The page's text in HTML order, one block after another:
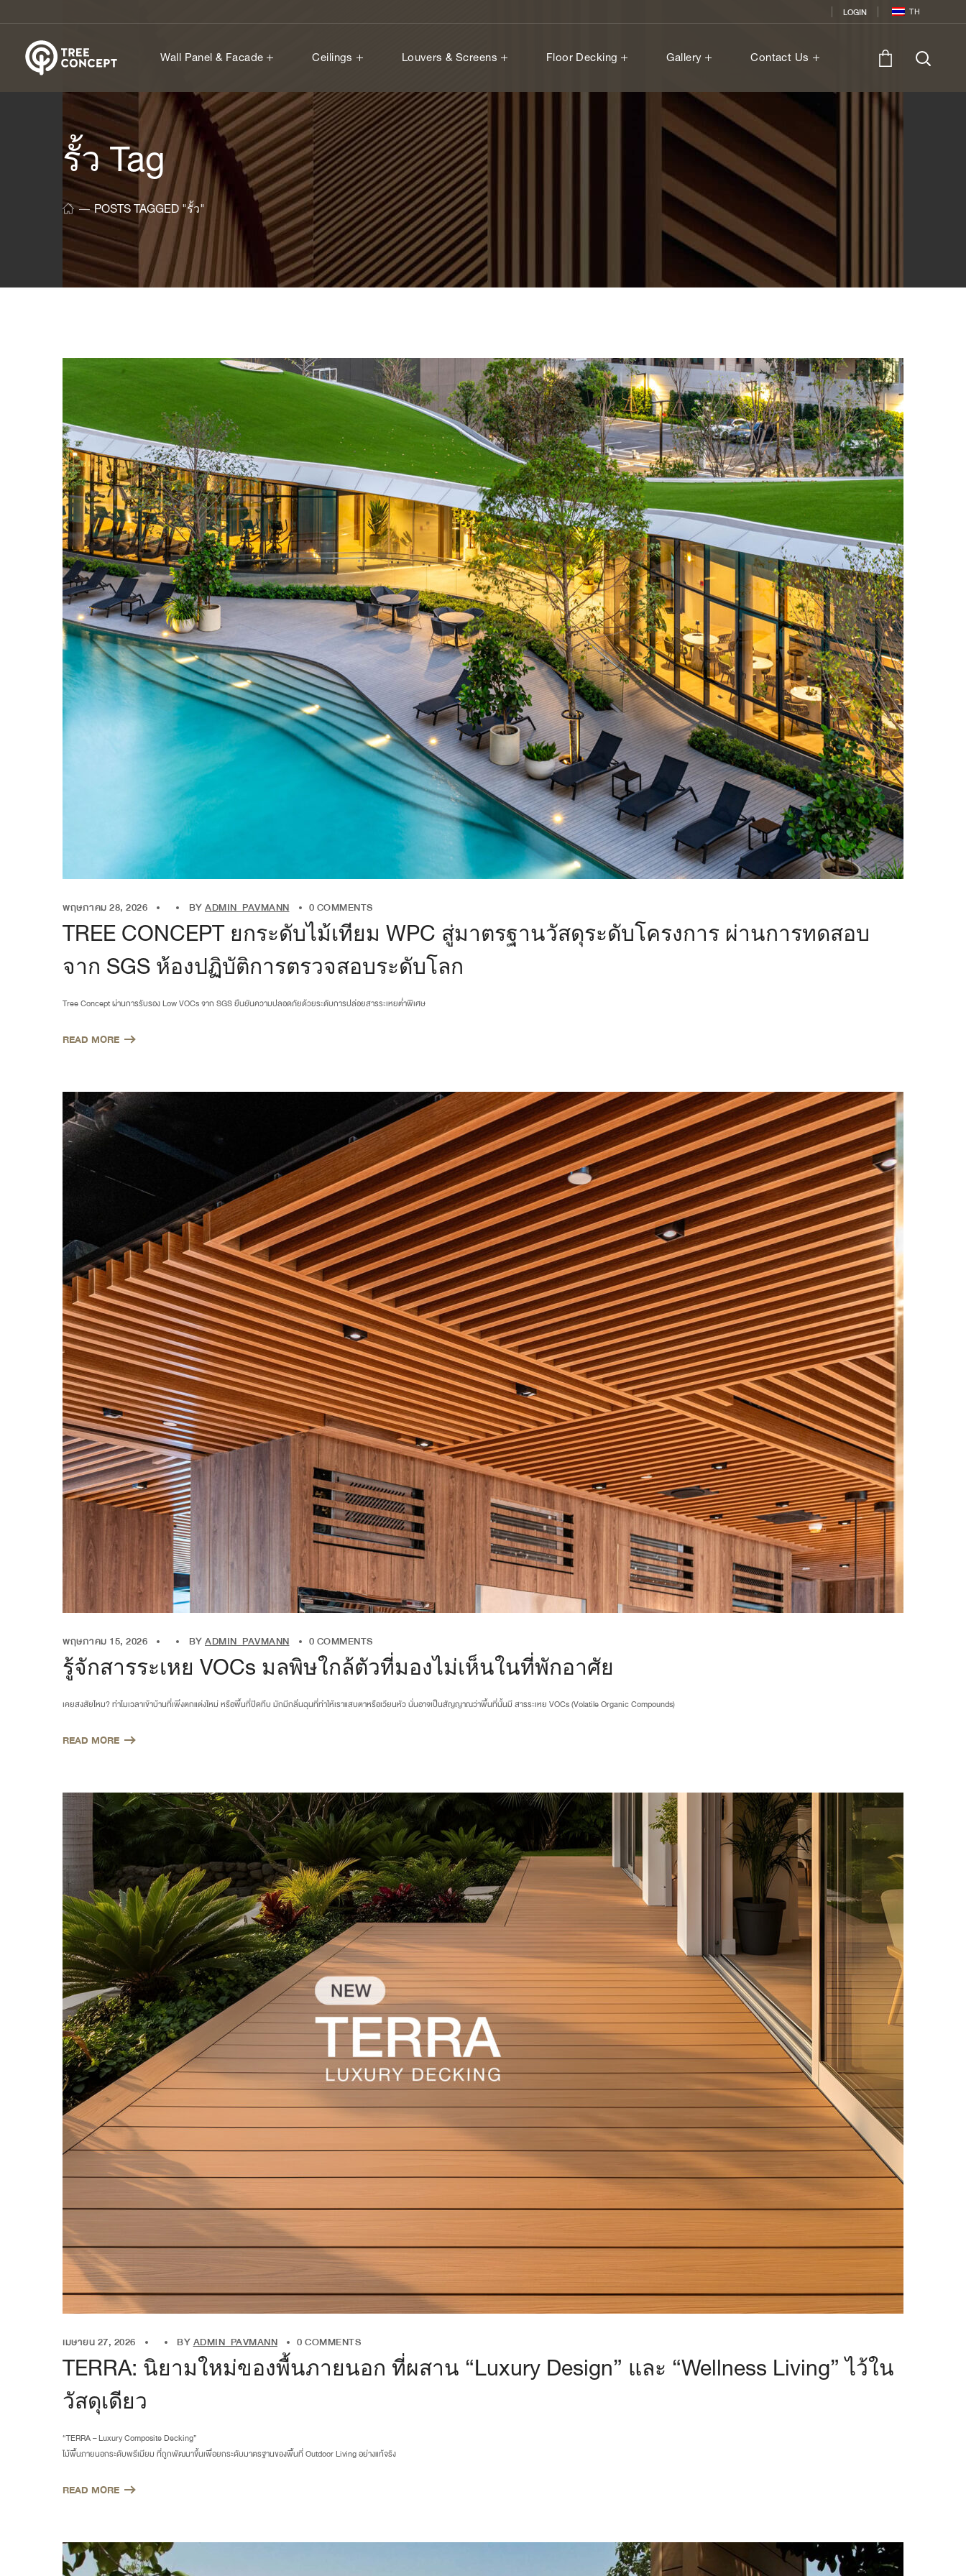
LOGIN TH
Wall Panel & Facade Ceilings Louvers & Screens Floor Decking Gallery Contact Us
รั้ว Tag
POSTS TAGGED "รั้ว"
พฤษภาคม 28, 2026 BYADMIN_PAVMANN 0 COMMENTS
TREE CONCEPT ยกระดับไม้เทียม WPC สู่มาตรฐานวัสดุระดับโครงการ ผ่านการทดสอบ
จาก SGS ห้องปฏิบัติการตรวจสอบระดับโลก
Tree Concept ผ่านการรับรอง Low VOCs จาก SGS ยืนยันความปลอดภัยด้วยระดับการปล่อยสารระเหยต่ำพิเศษ
READ MORE
พฤษภาคม 15, 2026 BYADMIN_PAVMANN 0 COMMENTS
รู้จักสารระเหย VOCs มลพิษใกล้ตัวที่มองไม่เห็นในที่พักอาศัย
เคยสงสัยไหม? ทำไมเวลาเข้าบ้านที่เพิ่งตกแต่งใหม่ หรือพื้นที่ปิดทึบ มักมีกลิ่นฉุนที่ทำให้เราแสบตาหรือเวียนหัว นั่นอาจเป็นสัญญาณว่าพื้นที่นั้นมี สารระเหย VOCs (Volatile Organic Compounds)
READ MORE
เมษายน 27, 2026 BYADMIN_PAVMANN 0 COMMENTS
TERRA: นิยามใหม่ของพื้นภายนอก ที่ผสาน “Luxury Design” และ “Wellness Living” ไว้ใน
วัสดุเดียว
“TERRA – Luxury Composite Decking”
ไม้พื้นภายนอกระดับพรีเมียม ที่ถูกพัฒนาขึ้นเพื่อยกระดับมาตรฐานของพื้นที่ Outdoor Living อย่างแท้จริง
READ MORE